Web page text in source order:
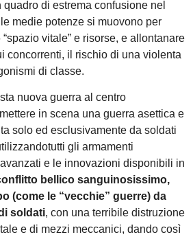
di estrema confusione nel
medie potenze si muovono per
vitale” e risorse, e allontanare
concorrenti, il rischio di una violenta
di classe.
nuova guerra al centro
in scena una guerra asettica e
solo ed esclusivamente da soldati
gli armamenti
e le innovazioni disponibili in
bellico sanguinosissimo,
(come le “vecchie” guerre) da
soldati, con una terribile distruzione
e di mezzi meccanici, dando così